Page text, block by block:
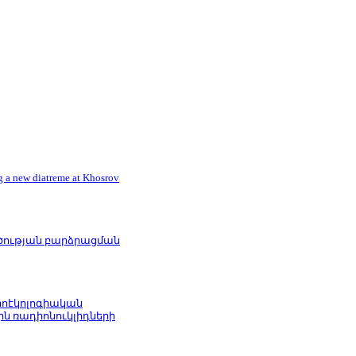
a new diatreme at Khosrov
բարձրացման
ռադիոնուկլիդների